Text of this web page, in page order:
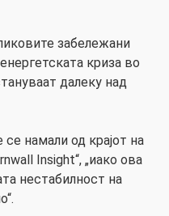
забележани
криза во
далеку над
намали од крајот на
Insight“, „иако ова
нестабилност на